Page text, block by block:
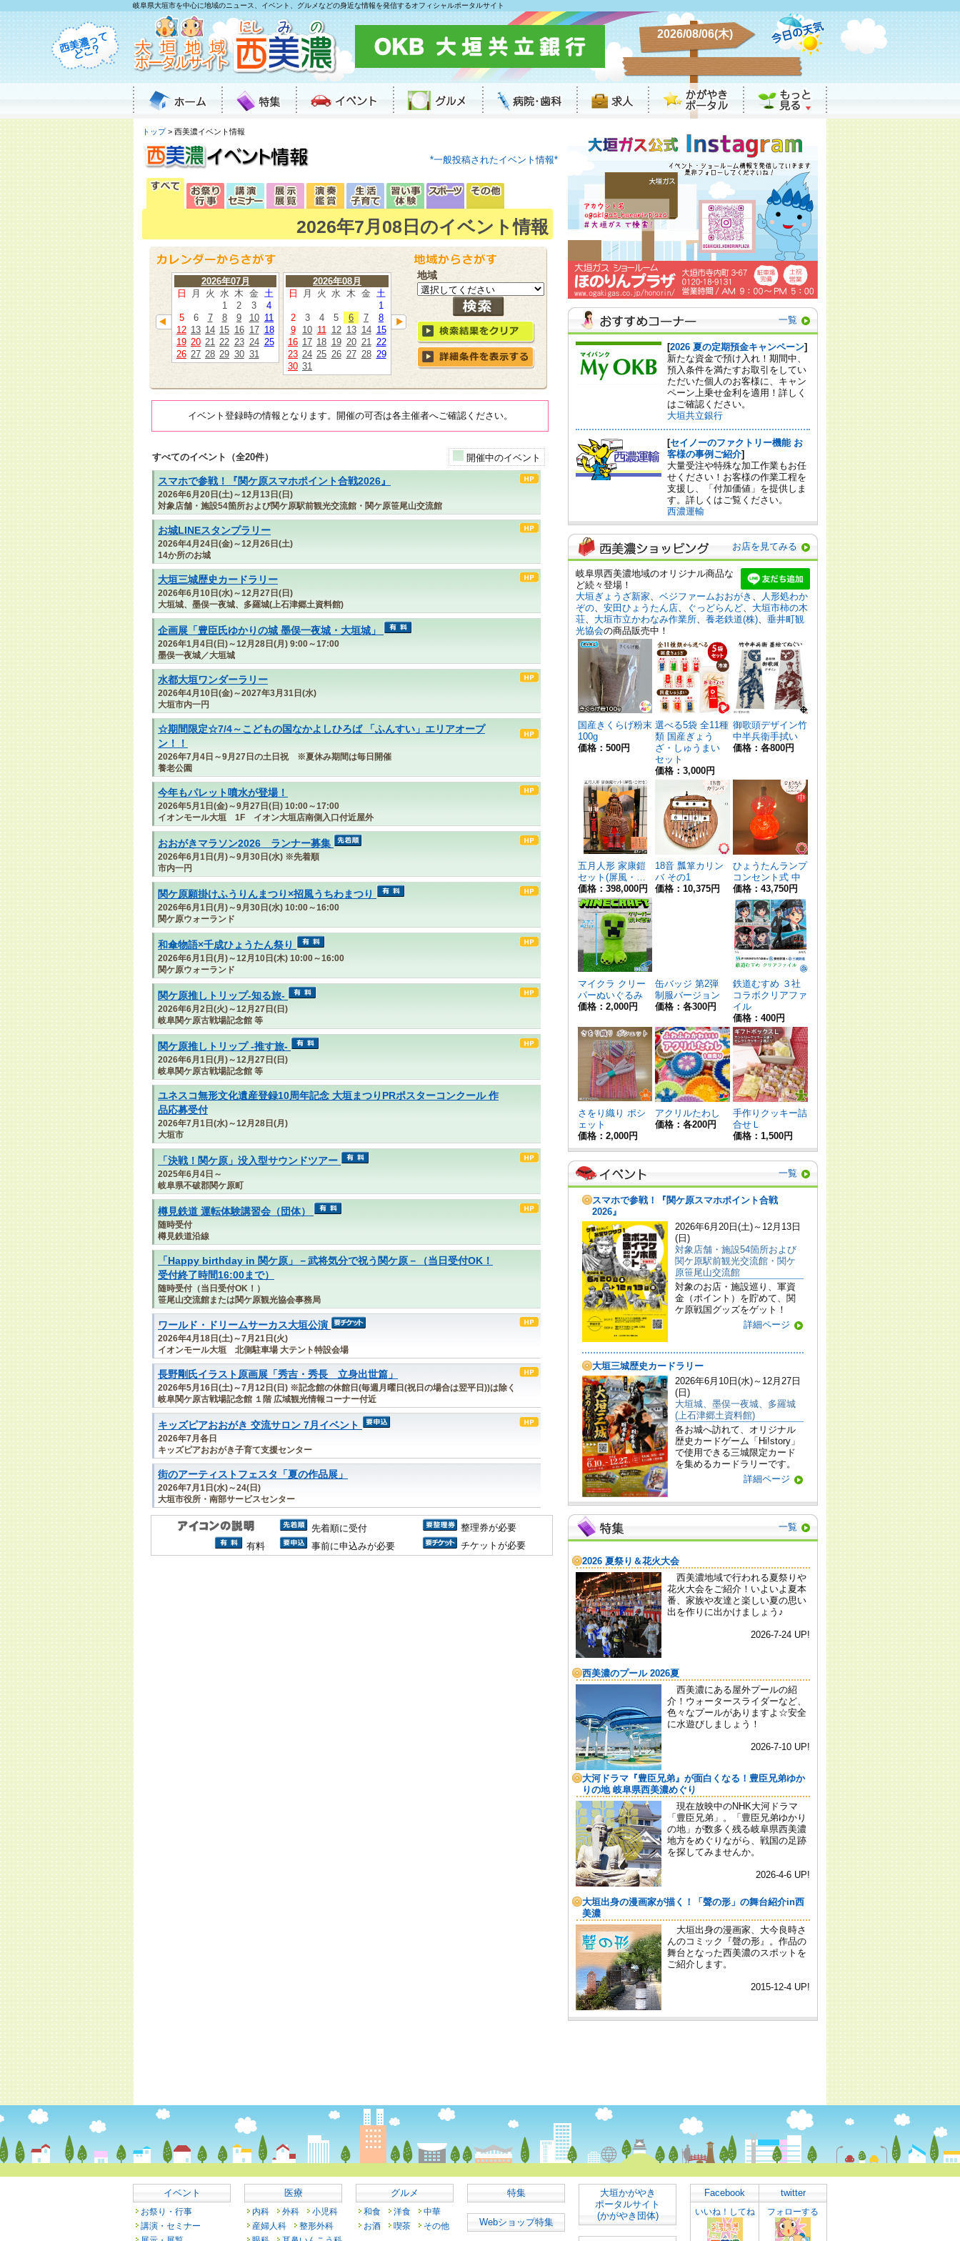
岐阜県大垣市を中心に地域のニュース、イベント、グルメなどの身近な情報を発信するオフィシャルポータルサイト
2026/08/06(木)
トップ> 西美濃イベント情報
*一般投稿されたイベント情報*
2026年7月08日のイベント情報
2026年07月
日
月 火 水 木 金 土
1
2 3
4
5
6 7 8 9 10 11
12 13 14 15 16 17 18
19 20 21 22 23 24 25
26 27 28 29 30 31
2026年08月
日
月 火 水 木 金 土
1
2
3 4 5 6 7
8
9
10 11 12 13 14 15
16 17 18 19 20 21 22
23 24 25 26 27 28 29
30 31
地域
イベント登録時の情報となります。開催の可否は各主催者へご確認ください。
すべてのイベント（全20件） 開催中のイベント
スマホで参戦！『関ケ原スマホポイント合戦2026』
2026年6月20日(土)～12月13日(日)
対象店舗・施設54箇所および関ケ原駅前観光交流館・関ケ原笹尾山交流館
お城LINEスタンプラリー
2026年4月24日(金)～12月26日(土)
14か所のお城
大垣三城歴史カードラリー
2026年6月10日(水)～12月27日(日)
大垣城、墨俣一夜城、多羅城(上石津郷土資料館)
企画展「豊臣氏ゆかりの城 墨俣一夜城・大垣城」
2026年1月4日(日)～12月28日(月) 9:00～17:00
墨俣一夜城／大垣城
水都大垣ワンダーラリー
2026年4月10日(金)～2027年3月31日(水)
大垣市内一円
☆期間限定☆7/4～こどもの国なかよしひろば 「ふんすい」エリアオープ
ン！！
2026年7月4日～9月27日の土日祝 ※夏休み期間は毎日開催
養老公園
今年もパレット噴水が登場！
2026年5月1日(金)～9月27日(日) 10:00～17:00
イオンモール大垣 1F イオン大垣店南側入口付近屋外
おおがきマラソン2026 ランナー募集
2026年6月1日(月)～9月30日(水) ※先着順
市内一円
関ケ原願掛けふうりんまつり×招風うちわまつり
2026年6月1日(月)～9月30日(水) 10:00～16:00
関ケ原ウォーランド
和傘物語×千成ひょうたん祭り
2026年6月1日(月)～12月10日(木) 10:00～16:00
関ケ原ウォーランド
関ケ原推しトリップ-知る旅-
2026年6月2日(火)～12月27日(日)
岐阜関ケ原古戦場記念館 等
関ケ原推しトリップ -推す旅-
2026年6月1日(月)～12月27日(日)
岐阜関ケ原古戦場記念館 等
ユネスコ無形文化遺産登録10周年記念 大垣まつりPRポスターコンクール 作
品応募受付
2026年7月1日(水)～12月28日(月)
大垣市
「決戦！関ケ原」没入型サウンドツアー
2025年6月4日～
岐阜県不破郡関ケ原町
樽見鉄道 運転体験講習会（団体）
随時受付
樽見鉄道沿線
「Happy birthday in 関ケ原」－武将気分で祝う関ケ原－（当日受付OK！
受付終了時間16:00まで）
随時受付（当日受付OK！）
笹尾山交流館または関ケ原観光協会事務局
ワールド・ドリームサーカス大垣公演
2026年4月18日(土)～7月21日(火)
イオンモール大垣 北側駐車場 大テント特設会場
長野剛氏イラスト原画展「秀吉・秀長 立身出世篇」
2026年5月16日(土)～7月12日(日) ※記念館の休館日(毎週月曜日(祝日の場合は翌平日))は除く
岐阜関ケ原古戦場記念館 １階 広域観光情報コーナー付近
キッズピアおおがき 交流サロン 7月イベント
2026年7月各日
キッズピアおおがき子育て支援センター
街のアーティストフェスタ「夏の作品展」
2026年7月1日(水)～24(日)
大垣市役所・南部サービスセンター
先着順に受付
整理券が必要
有料
事前に申込みが必要 チケットが必要
イベント
お祭り・行事
講演・セミナー
医療
内科 外科
小児科
産婦人科
整形外科
グルメ
和食 洋食
中華
お酒
喫茶 その他
特集
Webショップ特集
大垣かがやき
ポータルサイト
(かがやき団体)
Facebook
いいね！してね
twitter
フォローする